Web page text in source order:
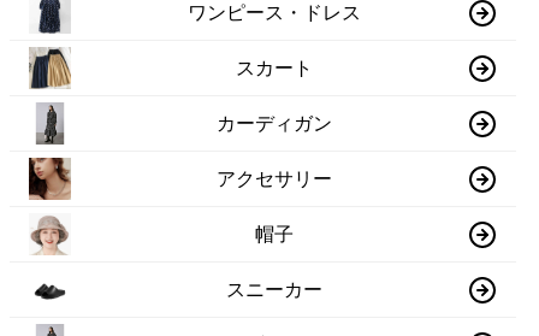
ワンピース・ドレス
スカート
カーディガン
アクセサリー
帽子
スニーカー